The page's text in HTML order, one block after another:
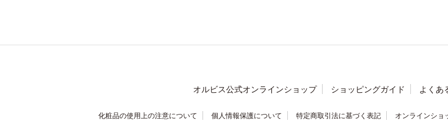
オルビス公式オンラインショップ ショッピングガイド よくあ
化粧品の使用上の注意について 個人情報保護について 特定商取引法に基づく表記 オンラインショ